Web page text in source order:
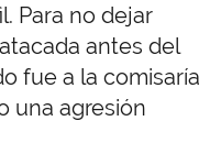
Para no dejar
antes del
fue a la comisaría
una agresión